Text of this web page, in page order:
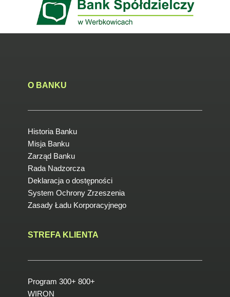
O BANKU
Historia Banku
Misja Banku
Zarząd Banku
Rada Nadzorcza
Deklaracja o dostępności
System Ochrony Zrzeszenia
Zasady Ładu Korporacyjnego
STREFA KLIENTA
Program 300+ 800+
WIRON